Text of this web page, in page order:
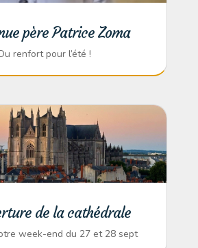
père Patrice Zoma
renfort pour l’été !
de la cathédrale
week-end du 27 et 28 sept